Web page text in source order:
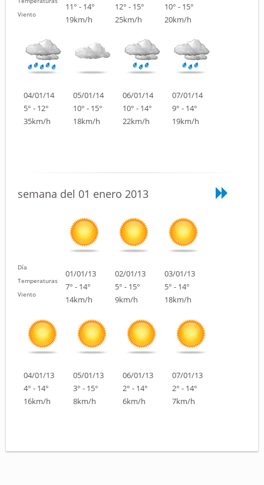
Viento
11° - 14°
19km/h
12° - 15°
25km/h
10° - 15°
20km/h
04/01/14
5° - 12°
35km/h
05/01/14
10° - 15°
18km/h
06/01/14
10° - 14°
22km/h
07/01/14
9° - 14°
19km/h
semana del 01 enero 2013
Día
Temperaturas
Viento
01/01/13
7° - 14°
14km/h
02/01/13
5° - 15°
9km/h
03/01/13
5° - 14°
18km/h
04/01/13
4° - 14°
16km/h
05/01/13
3° - 15°
8km/h
06/01/13
2° - 14°
6km/h
07/01/13
2° - 14°
7km/h